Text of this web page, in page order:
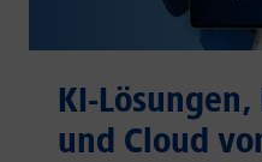
KI-
und Cloud